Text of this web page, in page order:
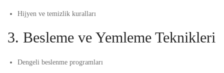
Hijyen ve temizlik kuralları
3. Besleme ve Yemleme Teknikleri
Dengeli beslenme programları